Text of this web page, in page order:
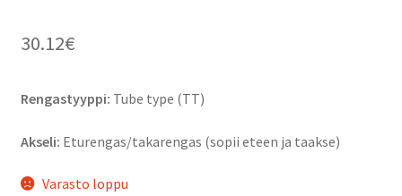
30.12€
Rengastyyppi: Tube type (TT)
Akseli: Eturengas/takarengas (sopii eteen ja taakse)
Varasto loppu